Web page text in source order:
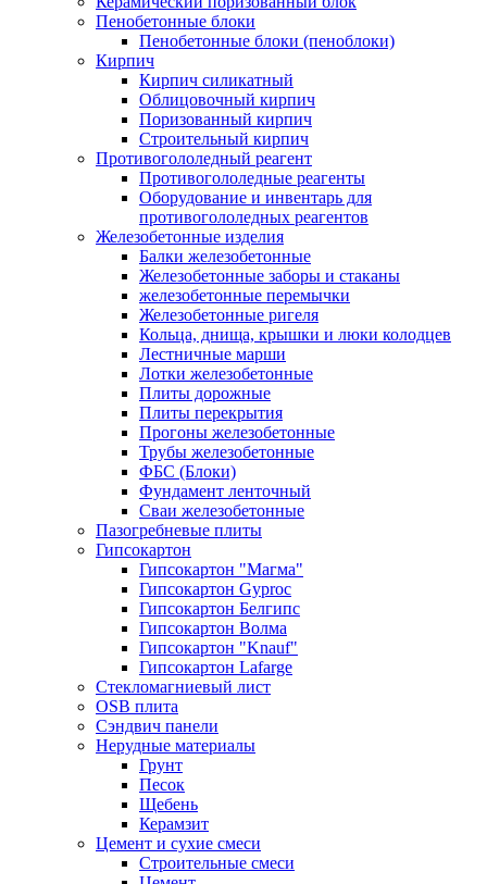
Пенобетонные блоки
Пенобетонные блоки (пеноблоки)
Кирпич
Кирпич силикатный
Облицовочный кирпич
Поризованный кирпич
Строительный кирпич
Противогололедный реагент
Противогололедные реагенты
Оборудование и инвентарь для
противогололедных реагентов
Железобетонные изделия
Балки железобетонные
Железобетонные заборы и стаканы
железобетонные перемычки
Железобетонные ригеля
Кольца, днища, крышки и люки колодцев
Лестничные марши
Лотки железобетонные
Плиты дорожные
Плиты перекрытия
Прогоны железобетонные
Трубы железобетонные
ФБС (Блоки)
Фундамент ленточный
Сваи железобетонные
Пазогребневые плиты
Гипсокартон
Гипсокартон "Магма"
Гипсокартон Gyproc
Гипсокартон Белгипс
Гипсокартон Волма
Гипсокартон "Knauf"
Гипсокартон Lafarge
Стекломагниевый лист
OSB плита
Сэндвич панели
Нерудные материалы
Грунт
Песок
Щебень
Керамзит
Цемент и сухие смеси
Строительные смеси